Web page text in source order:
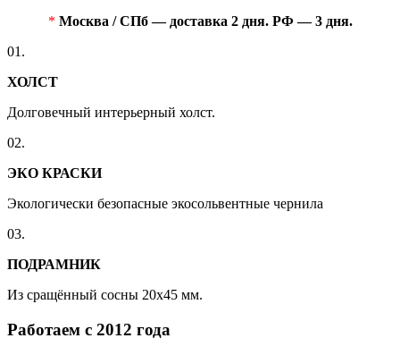
* Москва / СПб — доставка 2 дня. РФ — 3 дня.
01.
ХОЛСТ
Долговечный интерьерный холст.
02.
ЭКО КРАСКИ
Экологически безопасные экосольвентные чернила
03.
ПОДРАМНИК
Из сращённый сосны 20x45 мм.
Работаем с 2012 года